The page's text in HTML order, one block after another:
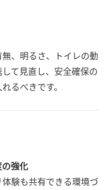
、明るさ、トイレの動
て見直し、安全確保の
るべきです。
強化
験も共有できる環境づ